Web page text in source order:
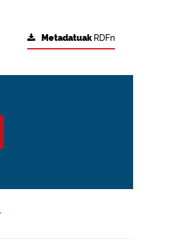
Metadatuak RDFn